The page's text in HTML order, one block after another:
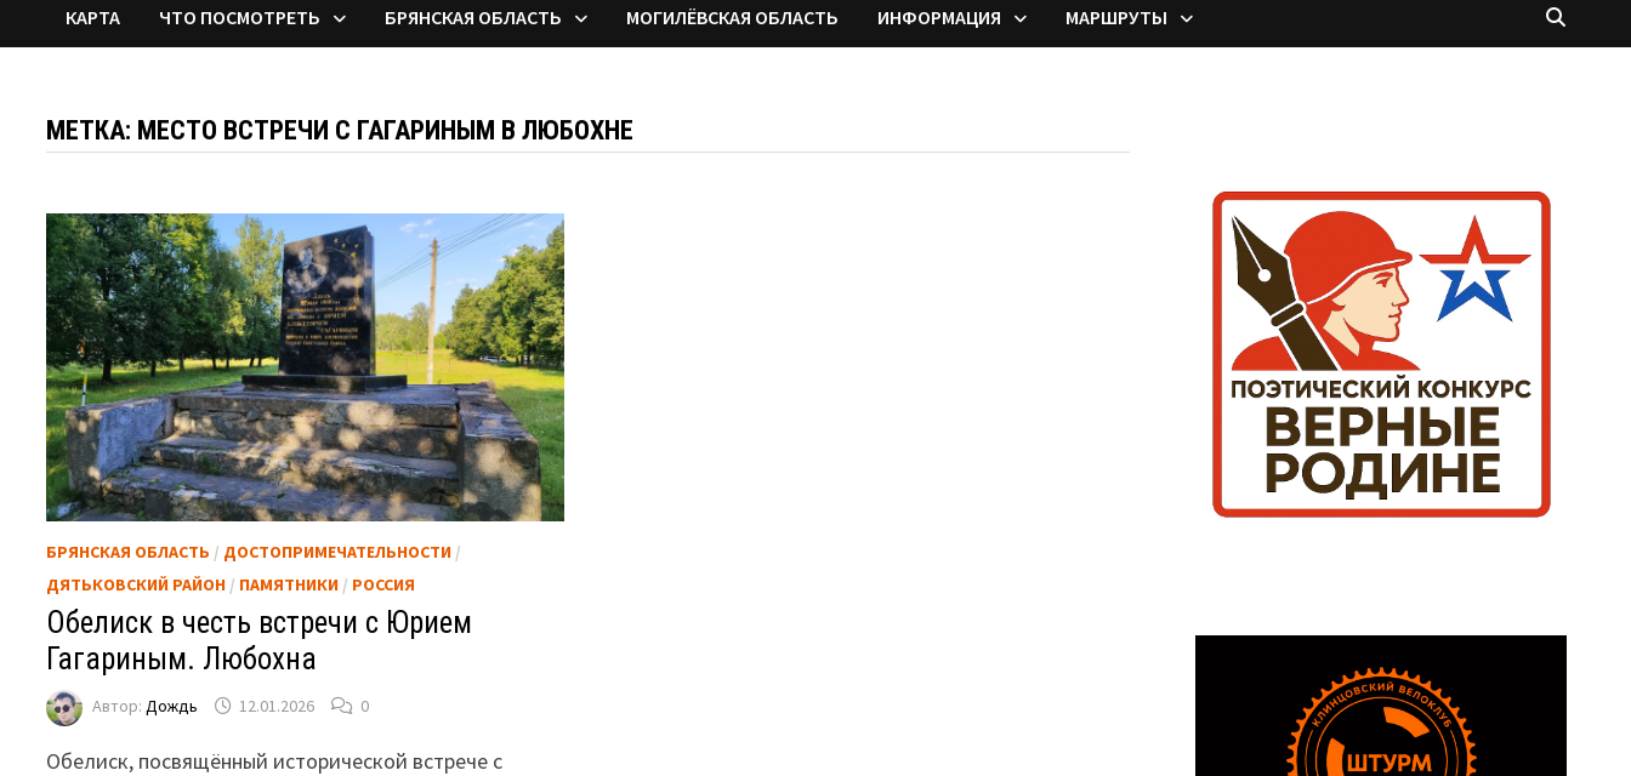
КАРТА ЧТО ПОСМОТРЕТЬ БРЯНСКАЯ ОБЛАСТЬ МОГИЛЁВСКАЯ ОБЛАСТЬ ИНФОРМАЦИЯ МАРШРУТЫ
МЕТКА: МЕСТО ВСТРЕЧИ С ГАГАРИНЫМ В ЛЮБОХНЕ
БРЯНСКАЯ ОБЛАСТЬ / ДОСТОПРИМЕЧАТЕЛЬНОСТИ /
ДЯТЬКОВСКИЙ РАЙОН / ПАМЯТНИКИ / РОССИЯ
Обелиск в честь встречи с Юрием
Гагариным. Любохна
Автор:Дождь 12.01.2026 0
Обелиск, посвящённый исторической встрече с